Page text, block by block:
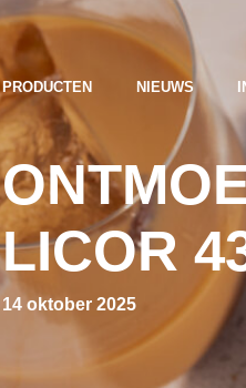
PRODUCTEN NIEUWS
LICOR
14 oktober 2025